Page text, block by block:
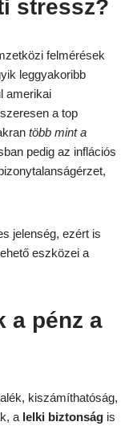
stressz?
felmérések
leggyakoribb
amerikai
a top
több mint a
pedig az inflációs
jelenség, ezért is
eszközei a
a pénz a
kiszámíthatóság,
a lelki biztonság is